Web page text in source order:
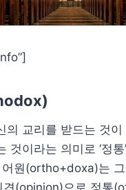
의 교리를 받드는 것이
것이라는 의미로 ‘정
원(ortho+doxa)는 그
(opinion)으로 정통